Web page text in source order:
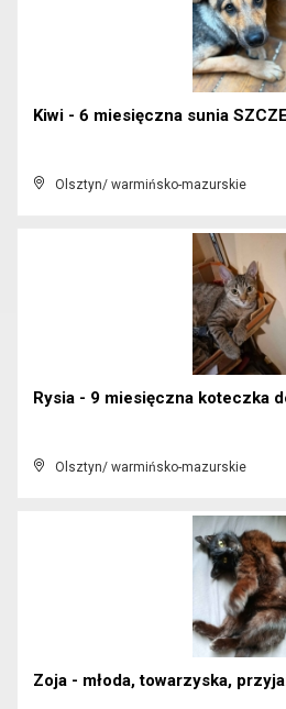
Kiwi - 6 miesięczna sunia
Olsztyn/ warmińsko-mazurskie
Rysia - 9 miesięczna koteczka
Olsztyn/ warmińsko-mazurskie
Zoja - młoda, towarzyska,